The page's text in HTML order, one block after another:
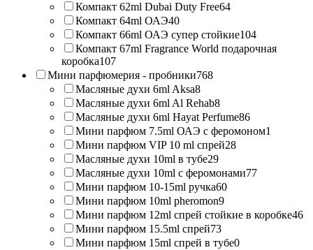
Компакт 62ml Dubai Duty Free64
Компакт 64ml ОАЭ40
Компакт 66ml ОАЭ супер стойкие104
Компакт 67ml Fragrance World подарочная
коробка107
Мини парфюмерия - пробники768
Масляные духи 6ml Aksa8
Масляные духи 6ml Al Rehab8
Масляные духи 6ml Hayat Perfume86
Мини парфюм 7.5ml ОАЭ с феромоном1
Мини парфюм VIP 10 ml спрей28
Масляные духи 10ml в тубе29
Масляные духи 10ml с феромонами77
Мини парфюм 10-15ml ручка60
Мини парфюм 10ml pheromon9
Мини парфюм 12ml спрей стойкие в коробке46
Мини парфюм 15.5ml спрей73
Мини парфюм 15ml спрей в тубе0